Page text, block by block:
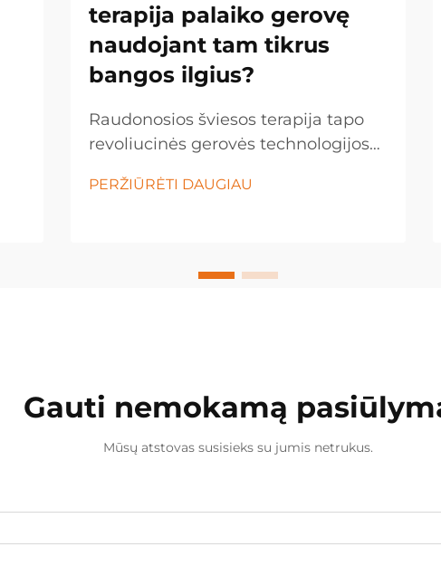
terapija palaiko gerovę
naudojant tam tikrus
bangos ilgius?
Raudonosios šviesos terapija tapo
revoliucinės gerovės technologijos
šviesos bangos ilgių galią, kad
PERŽIŪRĖTI DAUGIAU
Gauti nemokamą
Mūsų atstovas susisieks su jumis netrukus.